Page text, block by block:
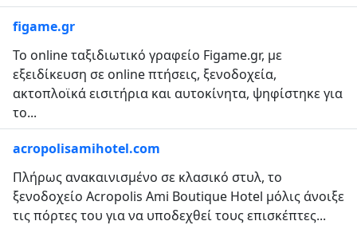
figame.gr
Το οnline ταξιδιωτικό γραφείο Figame.gr, με
εξειδίκευση σε online πτήσεις, ξενοδοχεία,
ακτοπλοϊκά εισιτήρια και αυτοκίνητα, ψηφίστηκε για
το...
acropolisamihotel.com
Πλήρως ανακαινισμένο σε κλασικό στυλ, το
ξενοδοχείο Acropolis Ami Boutique Hotel μόλις άνοιξε
τις πόρτες του για να υποδεχθεί τους επισκέπτες...